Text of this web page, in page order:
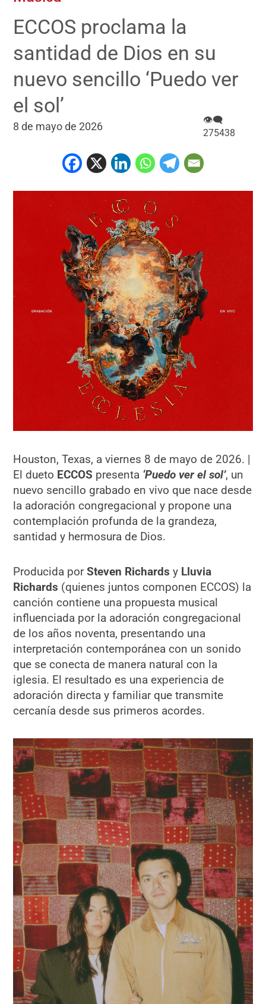
ECCOS proclama la
santidad de Dios en su
nuevo sencillo ‘Puedo ver
el sol’
8 de mayo de 2026
👁‍🗨
275438
Houston, Texas, a viernes 8 de mayo de 2026. |
El dueto ECCOS presenta ‘Puedo ver el sol’, un
nuevo sencillo grabado en vivo que nace desde
la adoración congregacional y propone una
contemplación profunda de la grandeza,
santidad y hermosura de Dios.
Producida porSteven Richards y Lluvia
Richards (quienes juntos componen ECCOS) la
canción contiene una propuesta musical
influenciada por la adoración congregacional
de los años noventa, presentando una
interpretación contemporánea con un sonido
que se conecta de manera natural con la
iglesia. El resultado es una experiencia de
adoración directa y familiar que transmite
cercanía desde sus primeros acordes.